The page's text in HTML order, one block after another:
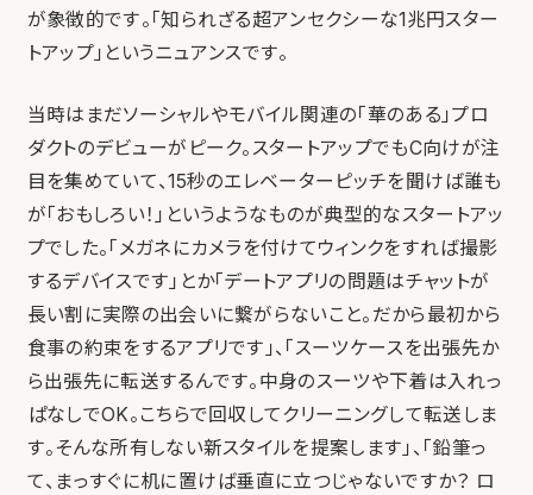
が象徴的です。「知られざる超アンセクシーな1兆円スター
トアップ」というニュアンスです。
当時はまだソーシャルやモバイル関連の「華のある」プロ
ダクトのデビューがピーク。スタートアップでもC向けが注
目を集めていて、15秒のエレベーターピッチを聞けば誰も
が「おもしろい！」というようなものが典型的なスタートアッ
プでした。「メガネにカメラを付けてウィンクをすれば撮影
するデバイスです」とか「デートアプリの問題はチャットが
長い割に実際の出会いに繋がらないこと。だから最初から
食事の約束をするアプリです」、「スーツケースを出張先か
ら出張先に転送するんです。中身のスーツや下着は入れっ
ぱなしでOK。こちらで回収してクリーニングして転送しま
す。そんな所有しない新スタイルを提案します」、「鉛筆っ
て、まっすぐに机に置けば垂直に立つじゃないですか？ ロ